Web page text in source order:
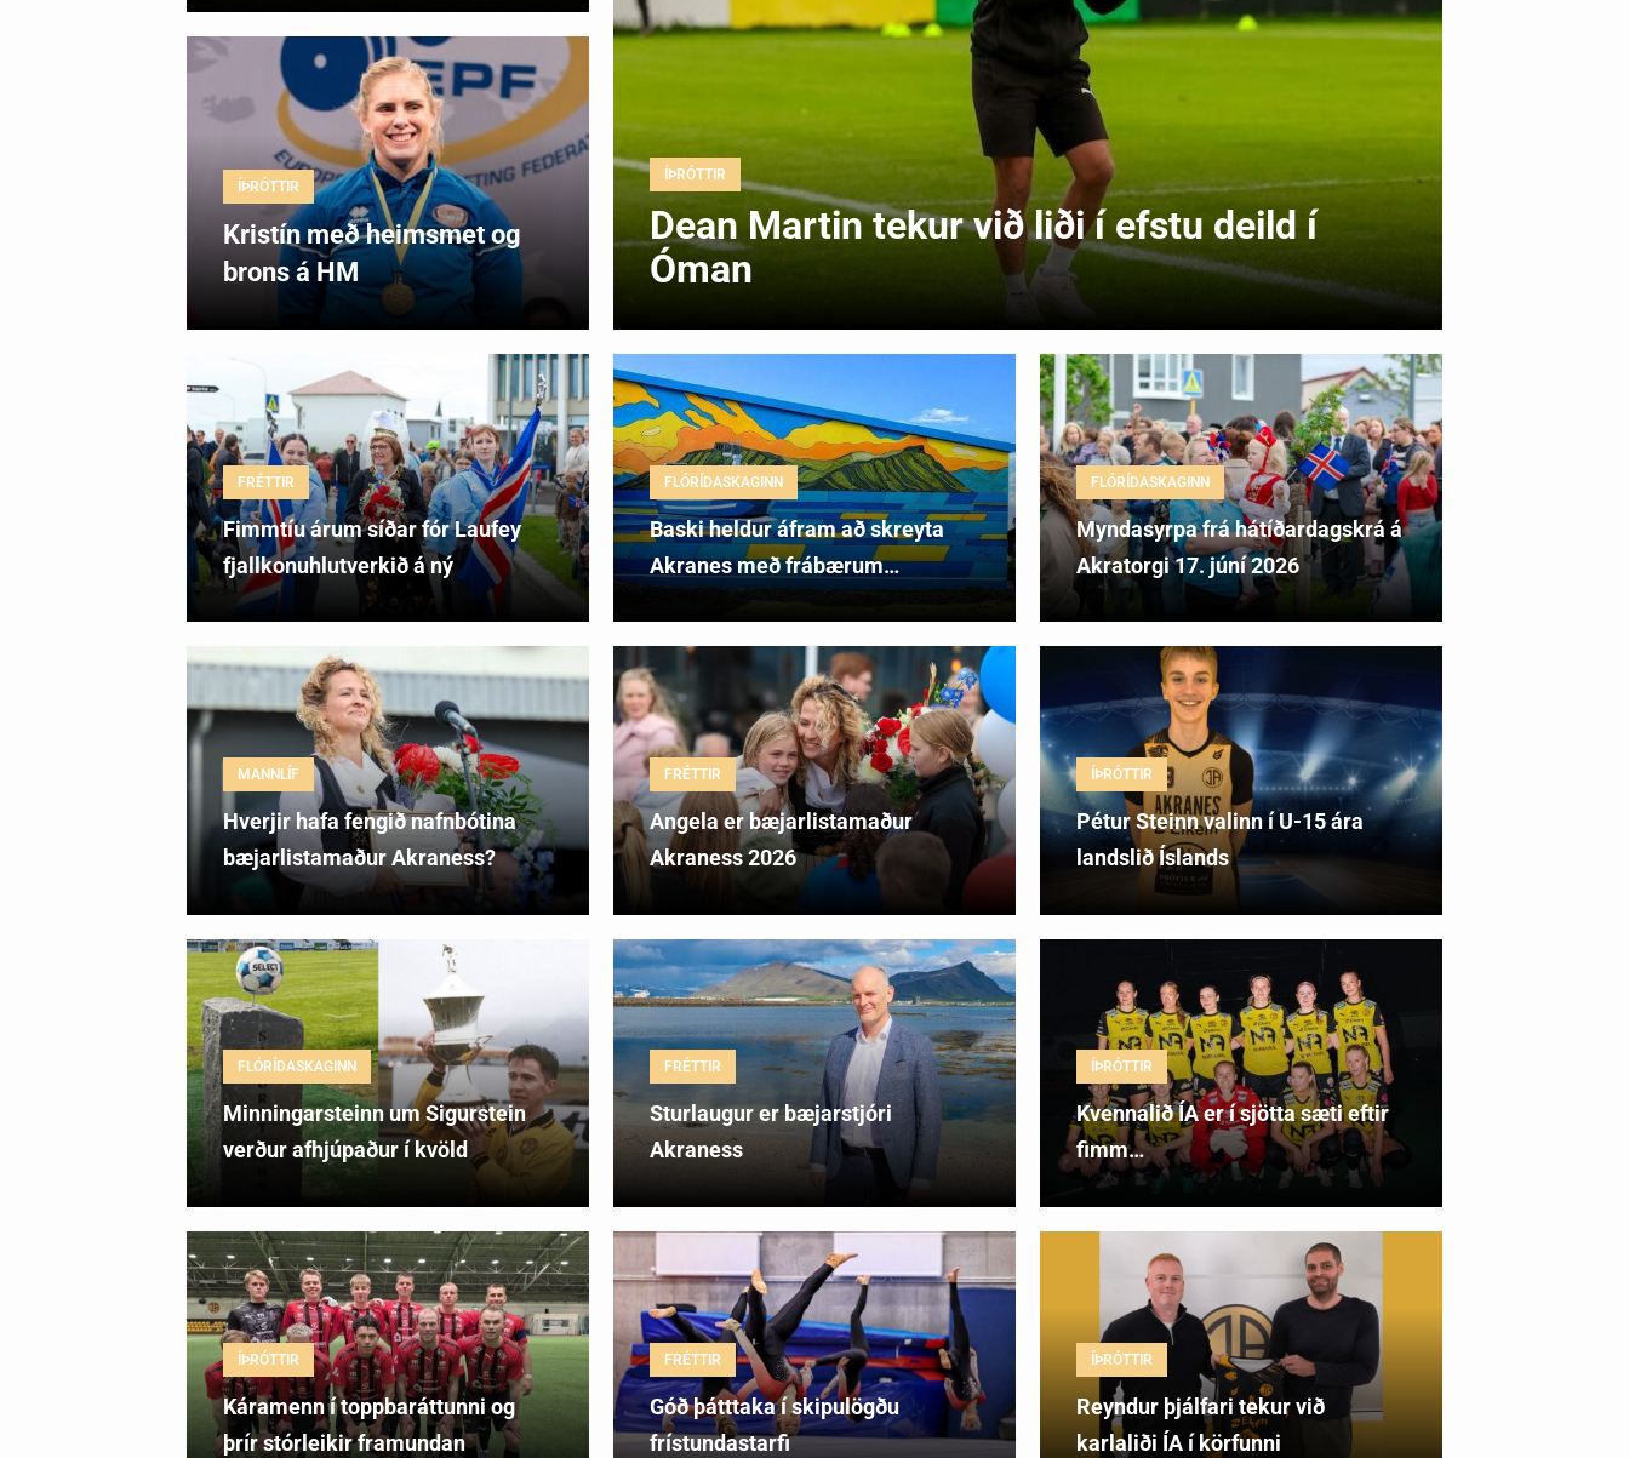
ÍÞRÓTTIR
Kristín með heimsmet og
brons á HM
ÍÞRÓTTIR
Dean Martin tekur við liði í efstu deild í
Óman
FRÉTTIR
Fimmtíu árum síðar fór Laufey
fjallkonuhlutverkið á ný
FLÓRÍDASKAGINN
Baski heldur áfram að skreyta
Akranes með frábærum…
FLÓRÍDASKAGINN
Myndasyrpa frá hátíðardagskrá á
Akratorgi 17. júní 2026
MANNLÍF
Hverjir hafa fengið nafnbótina
bæjarlistamaður Akraness?
FRÉTTIR
Angela er bæjarlistamaður
Akraness 2026
ÍÞRÓTTIR
Pétur Steinn valinn í U-15 ára
landslið Íslands
FLÓRÍDASKAGINN
Minningarsteinn um Sigurstein
verður afhjúpaður í kvöld
FRÉTTIR
Sturlaugur er bæjarstjóri
Akraness
ÍÞRÓTTIR
Kvennalið ÍA er í sjötta sæti eftir
fimm…
ÍÞRÓTTIR
Káramenn í toppbaráttunni og
þrír stórleikir framundan
FRÉTTIR
Góð þátttaka í skipulögðu
frístundastarfi
ÍÞRÓTTIR
Reyndur þjálfari tekur við
karlaliði ÍA í körfunni